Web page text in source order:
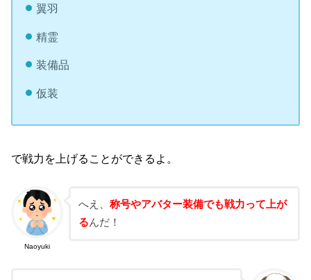
翼羽
精霊
装備品
仮装
で戦力を上げることができるよ。
Naoyuki
へえ、 称号やアバター装備でも戦力って上が
るんだ！